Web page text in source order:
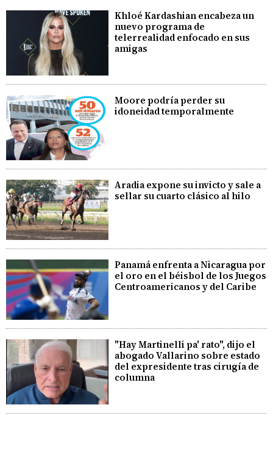
Khloé Kardashian encabeza un
nuevo programa de
telerrealidad enfocado en sus
amigas
Moore podría perder su
idoneidad temporalmente
Aradia expone su invicto y sale a
sellar su cuarto clásico al hilo
Panamá enfrenta a Nicaragua por
el oro en el béisbol de los Juegos
Centroamericanos y del Caribe
"Hay Martinelli pa' rato", dijo el
abogado Vallarino sobre estado
del expresidente tras cirugía de
columna